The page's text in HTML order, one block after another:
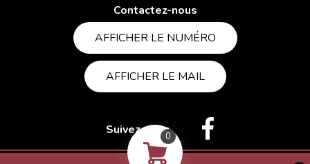
0
Contactez-nous
AFFICHER LE NUMÉRO
AFFICHER LE MAIL
Suivez-nous